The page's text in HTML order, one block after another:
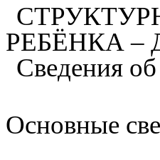
РЕБЁНКА –
Сведения
Основные